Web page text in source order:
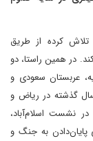
تلاش کرده از طریق
در همین راستا، دو
عربستان سعودی و
نخستین نشست در ۲۸ اسفند سال گذشته در ریاض و
شد. در نشست اسلام‌آباد،
پایان‌دادن به جنگ و